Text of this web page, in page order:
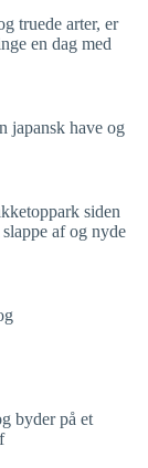
truede arter, er
en dag med
japansk have og
siden
af og nyde
byder på et